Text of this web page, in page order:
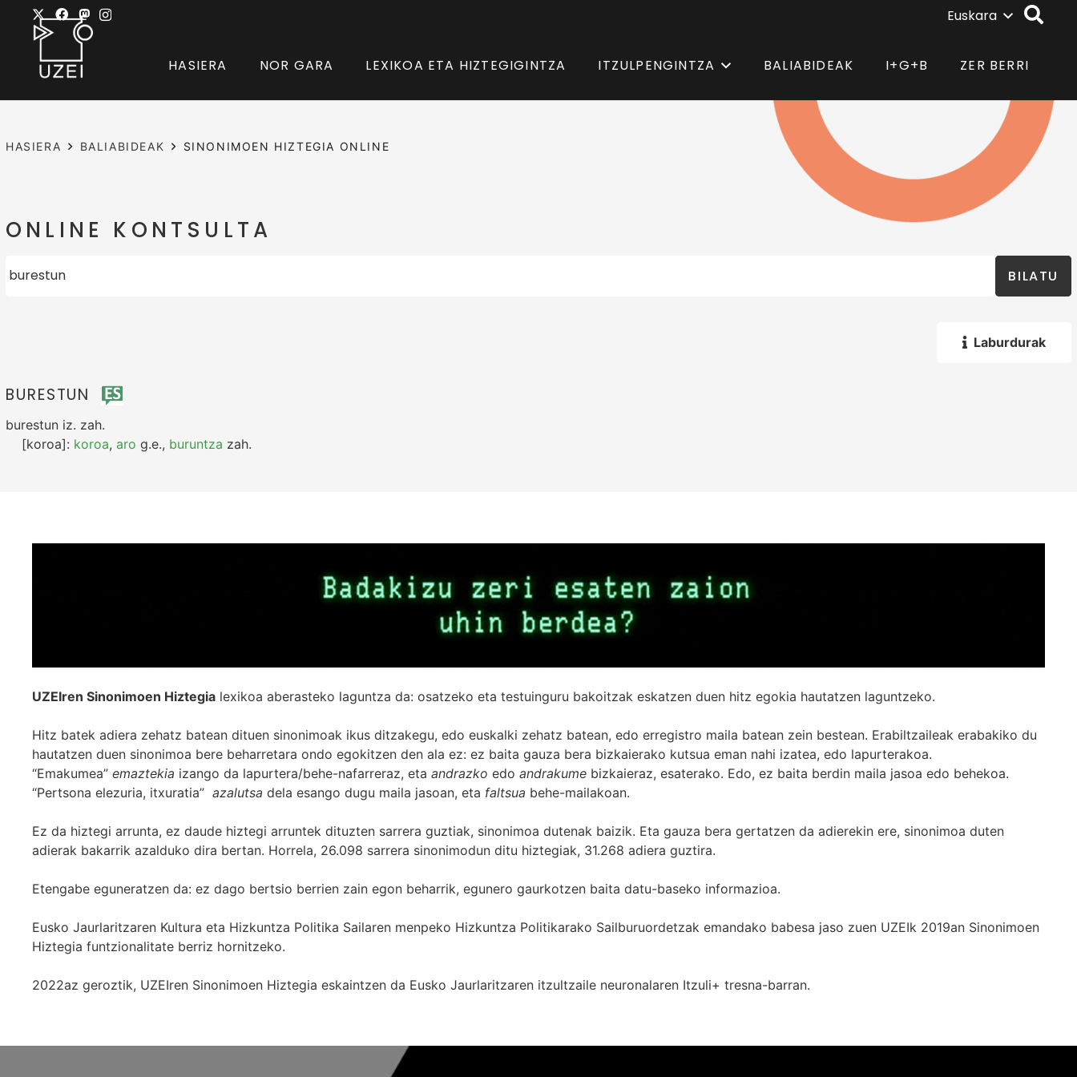
Euskara
HASIERA NOR GARA LEXIKOA ETA HIZTEGIGINTZA ITZULPENGINTZA BALIABIDEAK I+G+B ZER BERRI
HASIERA BALIABIDEAK SINONIMOEN HIZTEGIA ONLINE
ONLINE KONTSULTA
BILATU
Laburdurak
BURESTUN
burestun iz. zah.
[koroa]: koroa, aro g.e., buruntza zah.
UZEIren Sinonimoen Hiztegia lexikoa aberasteko laguntza da: osatzeko eta testuinguru bakoitzak eskatzen duen hitz egokia hautatzen laguntzeko.
Hitz batek adiera zehatz batean dituen sinonimoak ikus ditzakegu, edo euskalki zehatz batean, edo erregistro maila batean zein bestean. Erabiltzaileak erabakiko du
hautatzen duen sinonimoa bere beharretara ondo egokitzen den ala ez: ez baita gauza bera bizkaierako kutsua eman nahi izatea, edo lapurterakoa.
“Emakumea” emaztekia izango da lapurtera/behe-nafarreraz, eta andrazko edo andrakume bizkaieraz, esaterako. Edo, ez baita berdin maila jasoa edo behekoa.
“Pertsona elezuria, itxuratia” azalutsa dela esango dugu maila jasoan, eta faltsua behe-mailakoan.
Ez da hiztegi arrunta, ez daude hiztegi arruntek dituzten sarrera guztiak, sinonimoa dutenak baizik. Eta gauza bera gertatzen da adierekin ere, sinonimoa duten
adierak bakarrik azalduko dira bertan. Horrela, 26.098 sarrera sinonimodun ditu hiztegiak, 31.268 adiera guztira.
Etengabe eguneratzen da: ez dago bertsio berrien zain egon beharrik, egunero gaurkotzen baita datu-baseko informazioa.
Eusko Jaurlaritzaren Kultura eta Hizkuntza Politika Sailaren menpeko Hizkuntza Politikarako Sailburuordetzak emandako babesa jaso zuen UZEIk 2019an Sinonimoen
Hiztegia funtzionalitate berriz hornitzeko.
2022az geroztik, UZEIren Sinonimoen Hiztegia eskaintzen da Eusko Jaurlaritzaren itzultzaile neuronalaren Itzuli+ tresna-barran.